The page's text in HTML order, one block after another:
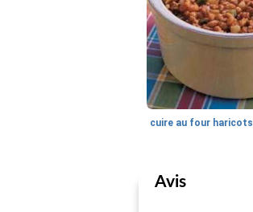
cuire au four haricots
Avis